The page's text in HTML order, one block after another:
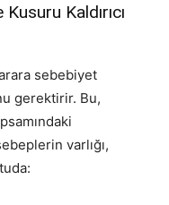
Kaldırıcı
sebebiyet
gerektirir. Bu,
varlığı,